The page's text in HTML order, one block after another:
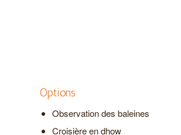
Options
Observation des baleines
Croisière en dhow